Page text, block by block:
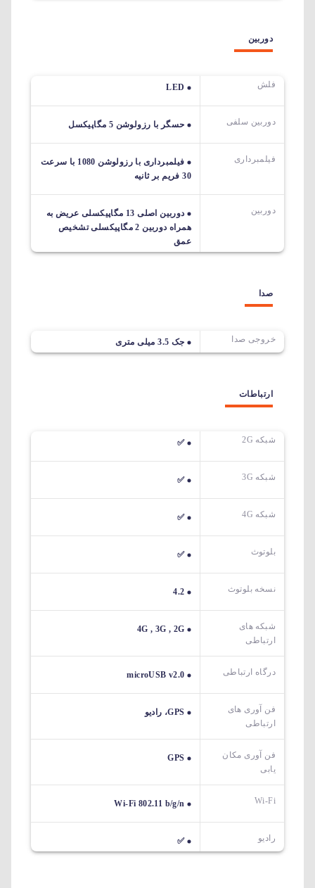
دوربین
فلش LED
دوربین سلفی حسگر با رزولوشن 5 مگاپیکسل
فیلمبرداری
فیلمبرداری با رزولوشن 1080 با سرعت
30 فریم بر ثانیه
دوربین
دوربین اصلی 13 مگاپیکسلی عریض به
همراه دوربین 2 مگاپیکسلی تشخیص
عمق
صدا
خروجی صدا جک 3.5 میلی متری
ارتباطات
شبکه 2G ✅
شبکه 3G ✅
شبکه 4G ✅
بلوتوث ✅
نسخه بلوتوث 4.2
شبکه های
ارتباطی
4G , 3G , 2G
درگاه ارتباطی microUSB v2.0
فن آوری های
ارتباطی
GPS، رادیو
فن آوری مکان
یابی
GPS
Wi-Fi
Wi-Fi 802.11 b/g/n
رادیو ✅